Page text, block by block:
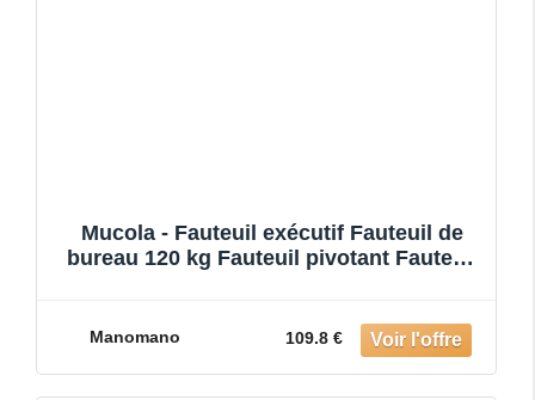
Mucola - Fauteuil exécutif Fauteuil de
bureau 120 kg Fauteuil pivotant Fauteuil
Manomano 109.8 €